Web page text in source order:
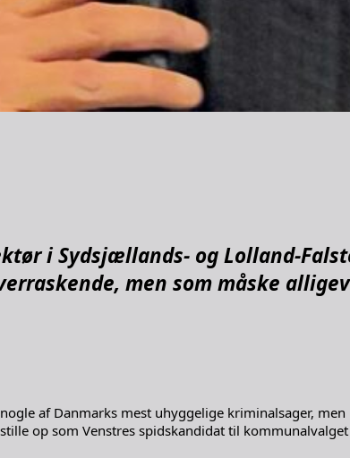
i Sydsjællands- og Lolland-
men som måske
af Danmarks mest uhyggelige kriminalsager,
op som Venstres spidskandidat til